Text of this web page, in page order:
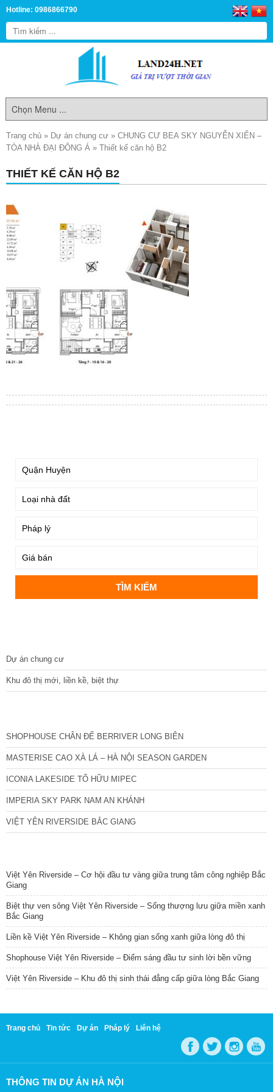
Hotline: 0986866790
Trang chủ » Dự án chung cư » CHUNG CƯ BEA SKY NGUYỄN XIỂN –
TÒA NHÀ ĐẠI ĐÔNG Á » Thiết kế căn hộ B2
THIẾT KẾ CĂN HỘ B2
Dự án chung cư
Khu đô thị mới, liền kề, biệt thự
SHOPHOUSE CHÂN ĐẾ BERRIVER LONG BIÊN
MASTERISE CAO XÀ LÁ – HÀ NỘI SEASON GARDEN
ICONIA LAKESIDE TỐ HỮU MIPEC
IMPERIA SKY PARK NAM AN KHÁNH
VIỆT YÊN RIVERSIDE BẮC GIANG
Việt Yên Riverside – Cơ hội đầu tư vàng giữa trung tâm công nghiệp Bắc
Giang
Biệt thự ven sông Việt Yên Riverside – Sống thượng lưu giữa miền xanh
Bắc Giang
Liền kề Việt Yên Riverside – Không gian sống xanh giữa lòng đô thị
Shophouse Việt Yên Riverside – Điểm sáng đầu tư sinh lời bền vững
Việt Yên Riverside – Khu đô thị sinh thái đẳng cấp giữa lòng Bắc Giang
Trang chủ Tin tức Dự án Pháp lý Liên hệ
THÔNG TIN DỰ ÁN HÀ NỘI